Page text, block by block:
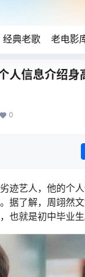
经典老歌 老电影
人信息介绍身
0
迹艺人，他的个
据了解，周翊然
也就是初中毕业生